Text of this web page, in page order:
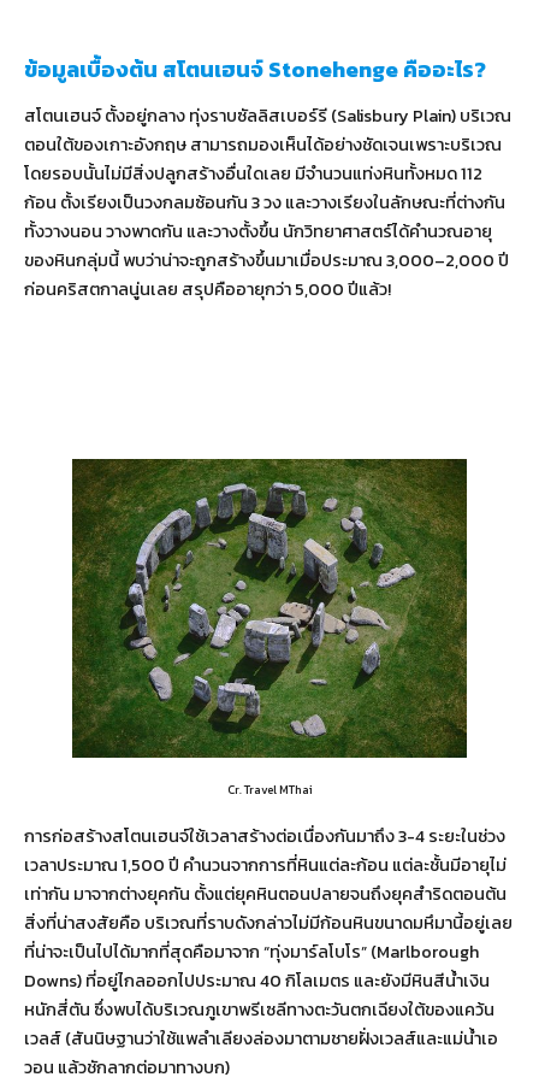
ข้อมูลเบื้องต้น สโตนเฮนจ์ Stonehenge คืออะไร?
สโตนเฮนจ์ ตั้งอยู่กลาง ทุ่งราบซัลลิสเบอร์รี (Salisbury Plain) บริเวณ
ตอนใต้ของเกาะอังกฤษ สามารถมองเห็นได้อย่างชัดเจนเพราะบริเวณ
โดยรอบนั้นไม่มีสิ่งปลูกสร้างอื่นใดเลย มีจำนวนแท่งหินทั้งหมด 112
ก้อน ตั้งเรียงเป็นวงกลมซ้อนกัน 3 วง และวางเรียงในลักษณะที่ต่างกัน
ทั้งวางนอน วางพาดกัน และวางตั้งขึ้น นักวิทยาศาสตร์ได้คำนวณอายุ
ของหินกลุ่มนี้ พบว่าน่าจะถูกสร้างขึ้นมาเมื่อประมาณ 3,000–2,000 ปี
ก่อนคริสตกาลนู่นเลย สรุปคืออายุกว่า 5,000 ปีแล้ว!
Cr. Travel MThai
การก่อสร้างสโตนเฮนจ์ใช้เวลาสร้างต่อเนื่องกันมาถึง 3-4 ระยะในช่วง
เวลาประมาณ 1,500 ปี คำนวนจากการที่หินแต่ละก้อน แต่ละชั้นมีอายุไม่
เท่ากัน มาจากต่างยุคกัน ตั้งแต่ยุคหินตอนปลายจนถึงยุคสำริดตอนต้น
สิ่งที่น่าสงสัยคือ บริเวณที่ราบดังกล่าวไม่มีก้อนหินขนาดมหึมานี้อยู่เลย
ที่น่าจะเป็นไปได้มากที่สุดคือมาจาก “ทุ่งมาร์ลโบโร” (Marlborough
Downs) ที่อยู่ไกลออกไปประมาณ 40 กิโลเมตร และยังมีหินสีน้ำเงิน
หนักสี่ตัน ซึ่งพบได้บริเวณภูเขาพรีเซลีทางตะวันตกเฉียงใต้ของแคว้น
เวลส์ (สันนิษฐานว่าใช้แพลำเลียงล่องมาตามชายฝั่งเวลส์และแม่น้ำเอ
วอน แล้วชักลากต่อมาทางบก)